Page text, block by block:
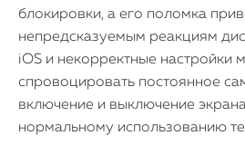
блокировки, а его поломка
непредсказуемым реакциям
iOS и некорректные настройки
спровоцировать постоянное
включение и выключение
нормальному использованию